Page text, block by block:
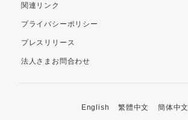
関連リンク
プライバシーポリシー
プレスリリース
法人さまお問合わせ
English 繁體中文 簡体中文